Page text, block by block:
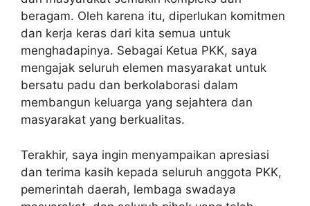
beragam. Oleh karena itu, diperlukan komitmen
dan kerja keras dari kita semua untuk
menghadapinya. Sebagai Ketua PKK, saya
mengajak seluruh elemen masyarakat untuk
bersatu padu dan berkolaborasi dalam
membangun keluarga yang sejahtera dan
masyarakat yang berkualitas.
Terakhir, saya ingin menyampaikan apresiasi
dan terima kasih kepada seluruh anggota PKK,
pemerintah daerah, lembaga swadaya